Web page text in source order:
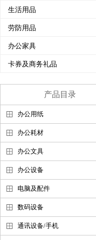
生活用品
劳防用品
办公家具
卡券及商务礼品
产品目录
办公用纸
办公耗材
办公文具
办公设备
电脑及配件
数码设备
通讯设备/手机